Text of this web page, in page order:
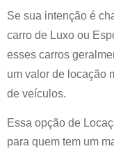
Se sua intenção é
carro de Luxo ou
esses carros
um valor de locação
de veículos.
Essa opção de
para quem tem um